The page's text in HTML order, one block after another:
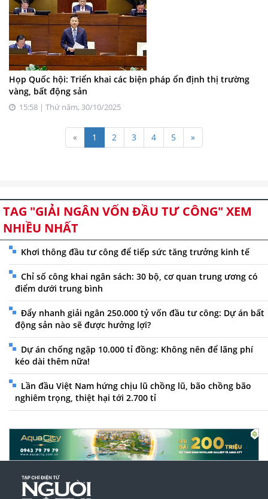
Họp Quốc hội: Triển khai các biện pháp ổn định thị trường
vàng, bất động sản
15:58 | Thứ năm, 30/10/2025
« 1 2 3 4 5 »
TAG "GIẢI NGÂN VỐN ĐẦU TƯ CÔNG" XEM
NHIỀU NHẤT
Khơi thông đầu tư công để tiếp sức tăng trưởng kinh tế
Chỉ số công khai ngân sách: 30 bộ, cơ quan trung ương có
điểm dưới trung bình
Đẩy nhanh giải ngân 250.000 tỷ vốn đầu tư công: Dự án bất
động sản nào sẽ được hưởng lợi?
Dự án chống ngập 10.000 tỉ đồng: Không nên để lãng phí
kéo dài thêm nữa!
Lần đầu Việt Nam hứng chịu lũ chồng lũ, bão chồng bão
nghiêm trọng, thiệt hại tới 2.700 tỉ